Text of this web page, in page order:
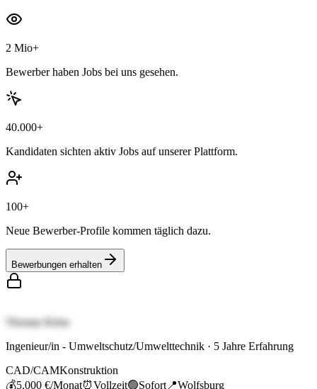
2 Mio+
Bewerber haben Jobs bei uns gesehen.
40.000+
Kandidaten sichten aktiv Jobs auf unserer Plattform.
100+
Neue Bewerber-Profile kommen täglich dazu.
Bewerbungen erhalten
Thomas Klein
Ingenieur/in - Umweltschutz/Umwelttechnik · 5 Jahre Erfahrung
CAD/CAMKonstruktion
💰5.000 €/Monat⏰Vollzeit🟢Sofort 📍Wolfsburg